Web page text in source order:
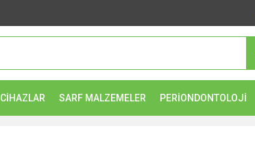
CİHAZLAR SARF MALZEMELER PERİONDONTOLOJİ